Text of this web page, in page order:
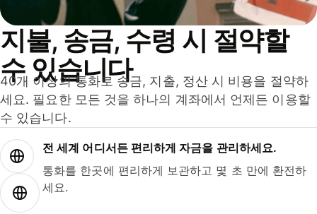
지불, 송금, 수령 시 절약할
수 있습니다
40개 이상의 통화로 송금, 지출, 정산 시 비용을 절약하
세요. 필요한 모든 것을 하나의 계좌에서 언제든 이용할
수 있습니다.
전 세계 어디서든 편리하게 자금을 관리하세요.
통화를 한곳에 편리하게 보관하고 몇 초 만에 환전하
세요.